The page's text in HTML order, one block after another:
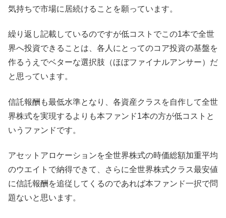
気持ちで市場に居続けることを願っています。
繰り返し記載しているのですが低コストでこの1本で全世
界へ投資できることは、各人にとってのコア投資の基盤を
作るうえでベターな選択肢（ほぼファイナルアンサー）だ
と思っています。
信託報酬も最低水準となり、各資産クラスを自作して全世
界株式を実現するよりも本ファンド1本の方が低コストと
いうファンドです。
アセットアロケーションを全世界株式の時価総額加重平均
のウエイトで納得できて、さらに全世界株式クラス最安値
に信託報酬を追従してくるのであれば本ファンド一択で問
題ないと思います。